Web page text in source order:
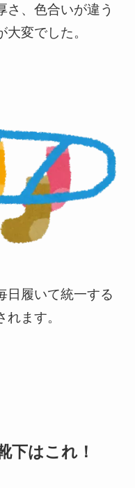
さ、色合いが違う
変でした。
日履いて統一する
ます。
下はこれ！